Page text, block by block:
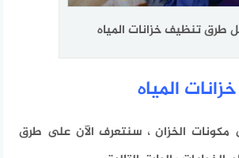
طرق تنظيف خزانات المياه
المياه
مكونات الخزان ، سنتعرف الآن على طرق